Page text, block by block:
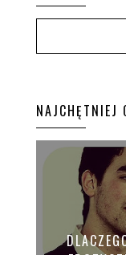
NAJCHĘTNIEJ